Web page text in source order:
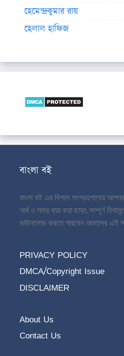
হেমেন্দ্রকুমার রায়
হেলাল হাফিজ
বাংলা বই
বাংলা বই এর বিশাল সংগ্রহশালায়
অর্থ ও সময় ব্যয় করা ছাড়া, সম্পূর্ণ
ডাউনলোড করতে পারবেন আমাদের এই
PRIVACY POLICY
DMCA/Copyright Issue
DISCLAIMER
About Us
Contact Us